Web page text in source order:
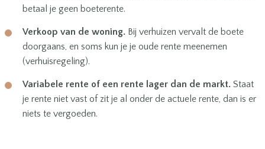
betaal je geen boeterente.
Verkoop van de woning. Bij verhuizen vervalt de boete
doorgaans, en soms kun je je oude rente meenemen
(verhuisregeling).
Variabele rente of een rente lager dan de markt. Staat
je rente niet vast of zit je al onder de actuele rente, dan is er
niets te vergoeden.